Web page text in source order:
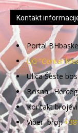
Kontakt
Portal
UG “Centar
Ulica Šeste
Bosna i
Kontakt
Viber broj: